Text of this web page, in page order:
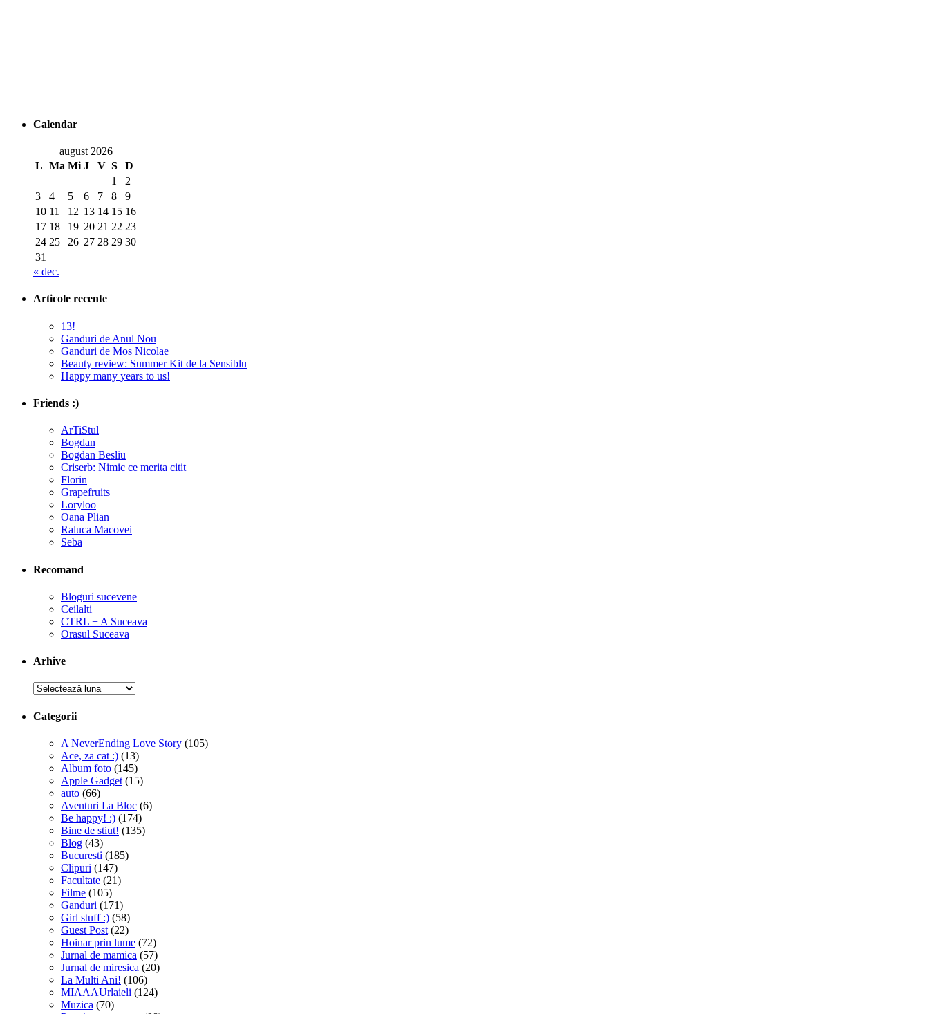
Calendar
august 2026
L Ma Mi J V S
D
1
2
3
4 5 6 7 8
9
10 11 12 13 14 15 16
17 18 19 20 21 22 23
24 25 26 27 28 29 30
31
« dec.
Articole recente
13!
Ganduri de Anul Nou
Ganduri de Mos Nicolae
Beauty review: Summer Kit de la Sensiblu
Happy many years to us!
Friends :)
ArTiStul
Bogdan
Bogdan Besliu
Criserb: Nimic ce merita citit
Florin
Grapefruits
Loryloo
Oana Plian
Raluca Macovei
Seba
Recomand
Bloguri sucevene
Ceilalti
CTRL + A Suceava
Orasul Suceava
Arhive
Arhive
Categorii
A NeverEnding Love Story (105)
Ace, za cat :) (13)
Album foto (145)
Apple Gadget (15)
auto (66)
Aventuri La Bloc (6)
Be happy! :) (174)
Bine de stiut! (135)
Blog (43)
Bucuresti (185)
Clipuri (147)
Facultate (21)
Filme (105)
Ganduri (171)
Girl stuff :) (58)
Guest Post (22)
Hoinar prin lume (72)
Jurnal de mamica (57)
Jurnal de miresica (20)
La Multi Ani! (106)
MIAAAUrlaieli (124)
Muzica (70)